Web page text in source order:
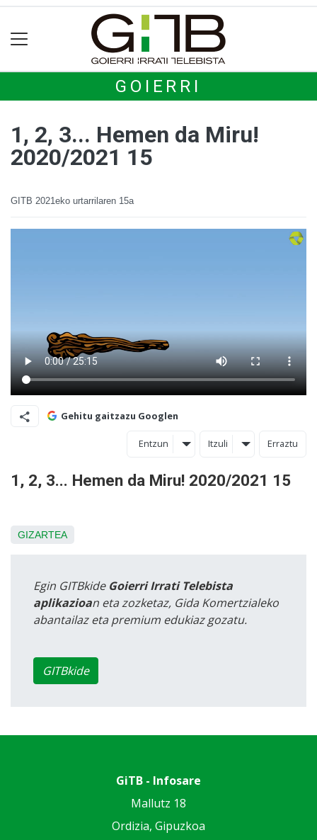
GOIERRI
1, 2, 3... Hemen da Miru!
2020/2021 15
GITB 2021eko urtarrilaren 15a
Gehitu gaitzazu Googlen
Entzun Itzuli Erraztu
1, 2, 3... Hemen da Miru! 2020/2021 15
GIZARTEA
Egin GITBkide Goierri Irrati Telebista
aplikazioan eta zozketaz, Gida Komertzialeko
abantailaz eta premium edukiaz gozatu.
GITBkide
GiTB - Infosare
Mallutz 18
Ordizia, Gipuzkoa